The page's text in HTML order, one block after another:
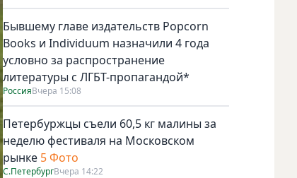
Бывшему главе издательств Popcorn
Books и Individuum назначили 4 года
условно за распространение
литературы с ЛГБТ-пропагандой*
РоссияВчера 15:08
Петербуржцы съели 60,5 кг малины за
неделю фестиваля на Московском
рынке 5 Фото
С.ПетербургВчера 14:22